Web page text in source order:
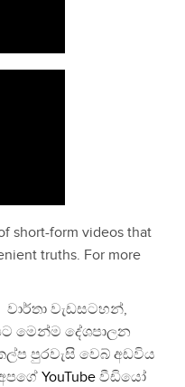
short-form videos that
truths. For more
වැඩසටහන්,
මෙන්ම දේශපාලන
පුරවැසි වෙබ් අඩවිය
YouTube වීඩියෝ